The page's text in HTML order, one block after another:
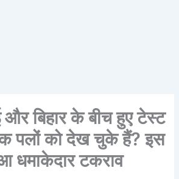
बिहार के बीच हुए टेस्ट
पलों को देख चुके हैं? इस
धमाकेदार टकराव